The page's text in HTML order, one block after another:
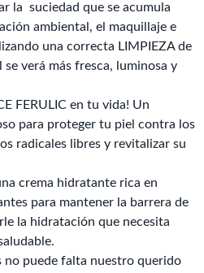
la suciedad que se acumula
ambiental, el maquillaje e
una correcta LIMPIEZA de
verá más fresca, luminosa y
FERULIC en tu vida! Un
para proteger tu piel contra los
radicales libres y revitalizar su
crema hidratante rica en
para mantener la barrera de
la hidratación que necesita
no puede falta nuestro querido